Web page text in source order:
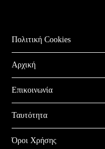
Πολιτική Cookies
Αρχική
Επικοινωνία
Ταυτότητα
Όροι Χρήσης